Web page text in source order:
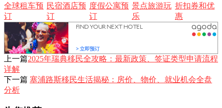
全球租车预
订
民宿酒店预
订
度假公寓预
订
景点旅游玩
乐
折扣券和优
惠
上一篇2025年瑞典移民全攻略：最新政策、签证类型申请流程
详解
下一篇 塞浦路斯移民生活揭秘：房价、物价、就业机会全盘
分析